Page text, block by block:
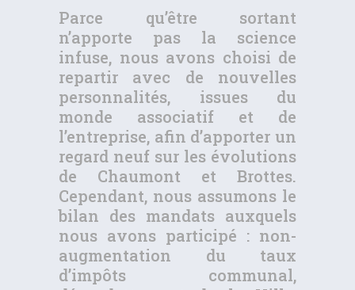
Parce qu’être sortant
n’apporte pas la science
infuse, nous avons choisi de
repartir avec de nouvelles
personnalités, issues du
monde associatif et de
l’entreprise, afin d’apporter un
regard neuf sur les évolutions
de Chaumont et Brottes.
Cependant, nous assumons le
bilan des mandats auxquels
nous avons participé : non-
augmentation du taux
d’impôts communal,